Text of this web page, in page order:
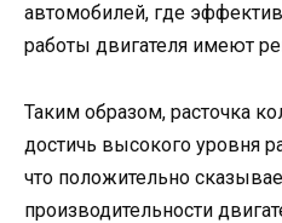
автомобилей, где
работы двигателя имеют
Таким образом, расточка
достичь высокого уровня
что положительно
производительности